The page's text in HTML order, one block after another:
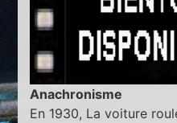
Anachronisme
En 1930, La voiture